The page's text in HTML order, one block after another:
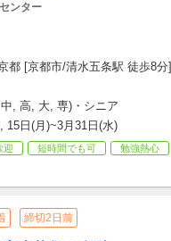
ンター
都 [京都市/清水五条駅 徒歩8分]
, 高, 大, 専)・シニア
15日(月)~3月31日(水)
迎 短時間でも可
勉強熱心
締切2日前